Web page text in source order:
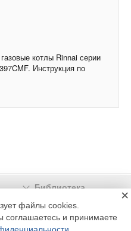
котлы Rinnai серии
Инструкция по
Библиотека
Реклама
файлы cookies.
и принимаете
×